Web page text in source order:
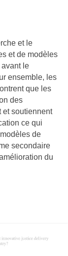
et le
et de modèles
avant le
ensemble, les
que les
des
et soutiennent
ce qui
de
secondaire
du